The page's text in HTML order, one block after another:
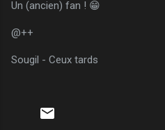
Un (ancien) fan ! 😁
@++
Sougil - Ceux tards